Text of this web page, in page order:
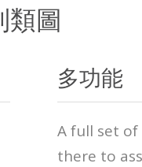
類圖
多功能
A full set
there to